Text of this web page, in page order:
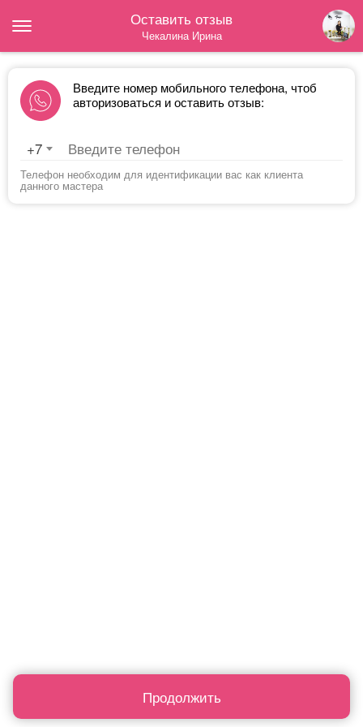
Оставить отзыв
Чекалина Ирина
Введите номер мобильного телефона, чтоб
авторизоваться и оставить отзыв:
+7
Телефон необходим для идентификации вас как клиента
данного мастера
Продолжить